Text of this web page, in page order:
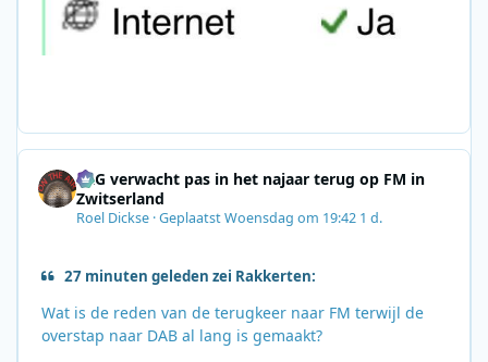
SRG verwacht pas in het najaar terug op FM in
Zwitserland
Roel Dickse ·GeplaatstWoensdag om 19:42 1 d.
27 minuten geleden zei Rakkerten:
Wat is de reden van de terugkeer naar FM terwijl de
overstap naar DAB al lang is gemaakt?